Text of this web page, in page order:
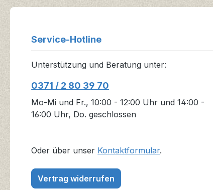
Service-Hotline
Unterstützung und Beratung unter:
0371 / 2 80 39 70
Mo-Mi und Fr., 10:00 - 12:00 Uhr und 14:00 -
16:00 Uhr, Do. geschlossen
Oder über unser Kontaktformular.
Vertrag widerrufen